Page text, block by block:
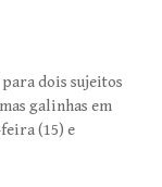
para dois sujeitos
galinhas em
(15) e